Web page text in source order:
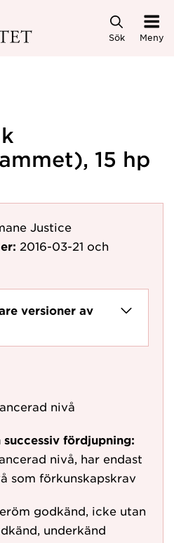
Sök Meny
15 hp
Justice
2016-03-21 och
versioner av
nivå
fördjupning:
nivå, har endast
som förkunskapskrav
godkänd, icke utan
underkänd